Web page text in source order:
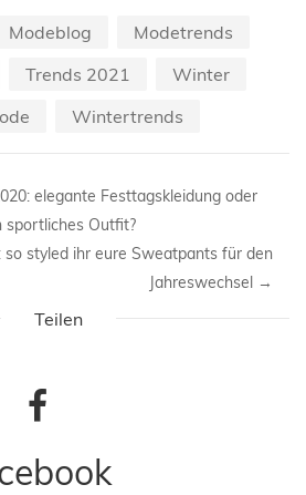
Modeblog
Modetrends
Trends 2021
Winter
Wintertrends
elegante Festtagskleidung oder
sportliches Outfit?
styled ihr eure Sweatpants für den
Jahreswechsel →
Teilen